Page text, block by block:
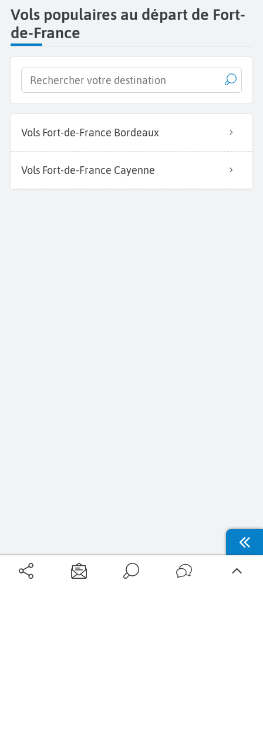
Vols populaires au départ de Fort-
de-France
Vols Fort-de-France Bordeaux
Vols Fort-de-France Cayenne